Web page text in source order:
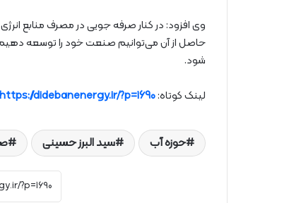
وی افزود: در کنار صرفه جویی در مصرف منابع
حاصل از آن می‌توانیم صنعت خود را توسعه
شود.
لینک کوتاه:https://didebanenergy.ir/?p=1690
حوزه آب سید البرز حسینی